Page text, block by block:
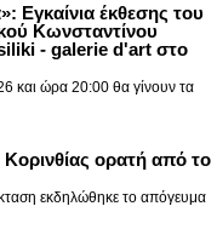
Εγκαίνια έκθεσης του
Κωνσταντίνου
- galerie d'art στο
και ώρα 20:00 θα γίνουν τα
ορατή από το
εκδηλώθηκε το απόγευμα